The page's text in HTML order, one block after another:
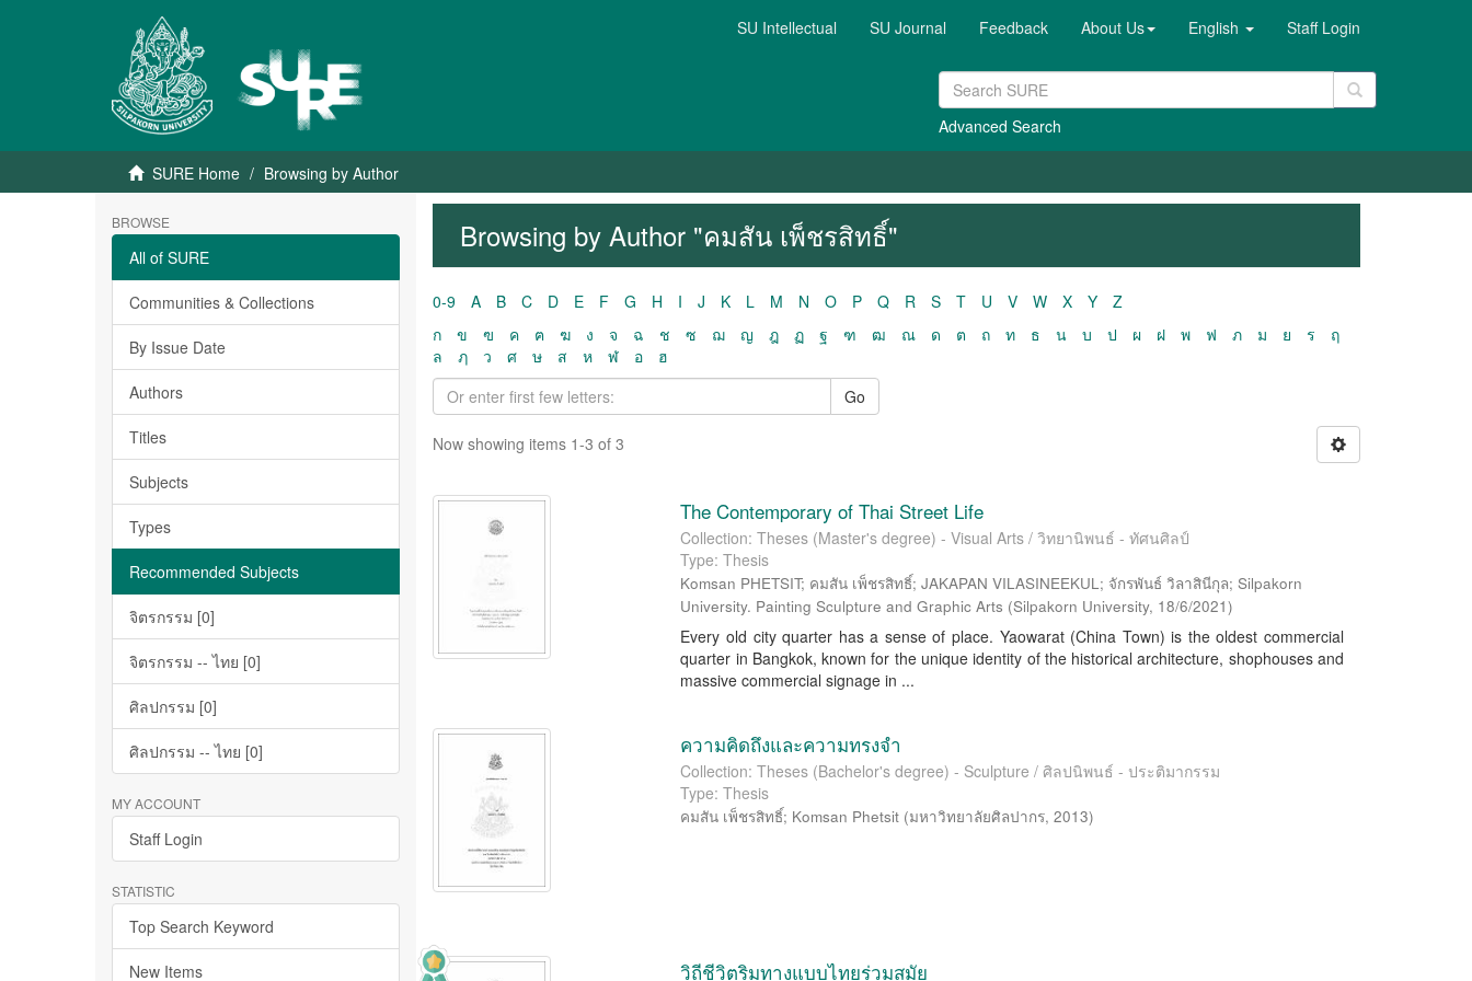
SU Intellectual SU Journal Feedback About Us English Staff Login
Advanced Search
SURE Home Browsing by Author
BROWSE
All of SURE
Communities & Collections
By Issue Date
Authors
Titles
Subjects
Types
Recommended Subjects
จิตรกรรม [0]
จิตรกรรม -- ไทย [0]
ศิลปกรรม [0]
ศิลปกรรม -- ไทย [0]
MY ACCOUNT
Staff Login
STATISTIC
Top Search Keyword
New Items
Browsing by Author "คมสัน เพ็ชรสิทธิ์"
0-9 A B C D E F G H I J K L M N O P Q R S T U V W X Y
Z
ก
ข ฃ ค ฅ ฆ ง จ ฉ ช ซ ฌ ญ ฎ ฏ ฐ ฑ ฒ ณ ด ต ถ ท ธ น บ ป ผ ฝ พ ฟ ภ ม ย ร
ฤ
ล
ฦ ว ศ ษ ส ห ฬ อ
ฮ
Go
Now showing items 1-3 of 3
The Contemporary of Thai Street Life
Collection: Theses (Master's degree) - Visual Arts / วิทยานิพนธ์ - ทัศนศิลป์
Type: Thesis
Komsan PHETSIT; คมสัน เพ็ชรสิทธิ์; JAKAPAN VILASINEEKUL; จักรพันธ์ วิลาสินีกุล; Silpakorn
University. Painting Sculpture and Graphic Arts (Silpakorn University, 18/6/2021)
Every old city quarter has a sense of place. Yaowarat (China Town) is the oldest commercial
quarter in Bangkok, known for the unique identity of the historical architecture, shophouses and
massive commercial signage in ...
ความคิดถึงและความทรงจำ
Collection: Theses (Bachelor's degree) - Sculpture / ศิลปนิพนธ์ - ประติมากรรม
Type: Thesis
คมสัน เพ็ชรสิทธิ์; Komsan Phetsit (มหาวิทยาลัยศิลปากร,2013)
วิถีชีวิตริมทางแบบไทยร่วมสมัย